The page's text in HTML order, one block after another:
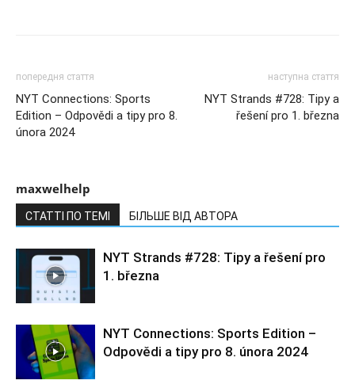
попередня стаття
NYT Connections: Sports
Edition – Odpovědi a tipy pro 8.
února 2024
наступна стаття
NYT Strands #728: Tipy a
řešení pro 1. března
maxwelhelp
СТАТТІ ПО ТЕМІ БІЛЬШЕ ВІД АВТОРА
NYT Strands #728: Tipy a řešení pro
1. března
NYT Connections: Sports Edition –
Odpovědi a tipy pro 8. února 2024